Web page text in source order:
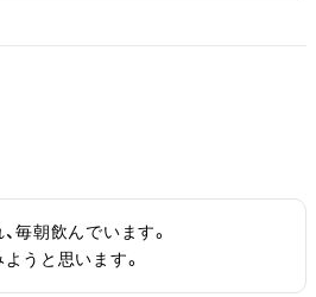
毎朝飲んでいます。
うと思います。